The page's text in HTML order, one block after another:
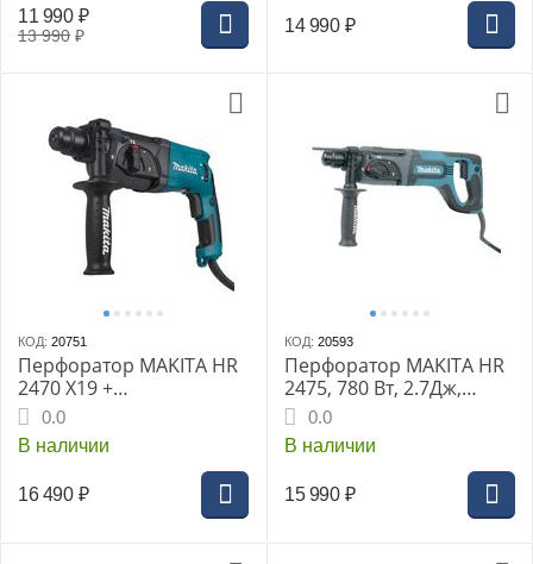
13 990 ₽
11 990 ₽ 14 990 ₽
КОД: 20751
Перфоратор MAKITA HR
2470 X19 +
патрон122823-7, 780 Вт,
2.7Дж, SDS+, 0-4500 уд/
мин, 0-1100 об/мин, 24
0.0
В наличии
16 490 ₽
КОД: 20593
Перфоратор MAKITA HR
2475, 780 Вт, 2.7Дж,
SDS+, 0-4500 уд/мин, 0-
1100 об/мин, 24 мм, 3 кг,
кейс
0.0
В наличии
15 990 ₽